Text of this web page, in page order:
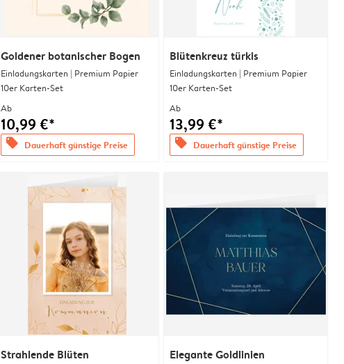
Goldener botanischer Bogen
Einladungskarten | Premium Papier
10er Karten-Set
Ab
10,99 €*
offers Dauerhaft günstige Preise
Blütenkreuz türkis
Einladungskarten | Premium Papier
10er Karten-Set
Ab
13,99 €*
offers Dauerhaft günstige Preise
Strahlende Blüten Elegante Goldlinien